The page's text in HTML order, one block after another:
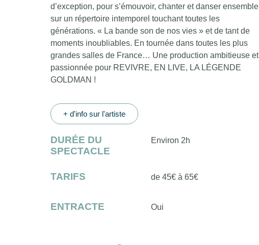
d’exception, pour s’émouvoir, chanter et danser ensemble
sur un répertoire intemporel touchant toutes les
générations. « La bande son de nos vies » et de tant de
moments inoubliables. En tournée dans toutes les plus
grandes salles de France… Une production ambitieuse et
passionnée pour REVIVRE, EN LIVE, LA LÉGENDE
GOLDMAN !
+ d'info sur l'artiste
DURÉE DU
SPECTACLE
Environ 2h
TARIFS de 45€ à 65€
ENTRACTE Oui